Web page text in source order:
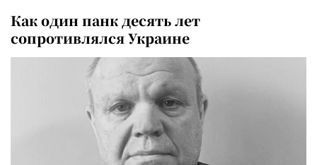
Как один панк десять лет
сопротивлялся Украине